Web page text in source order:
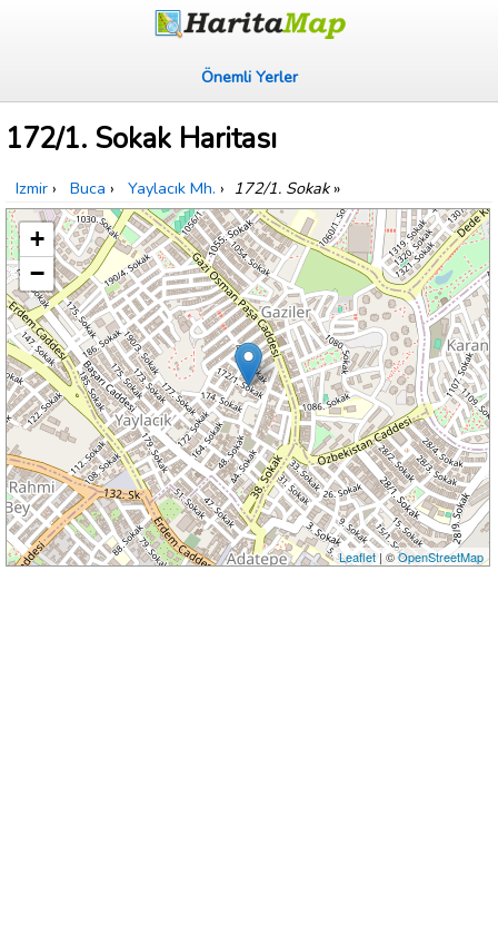
Önemli Yerler
172/1. Sokak Haritası
Izmir › Buca › Yaylacık Mh. › 172/1. Sokak»
+
−
Leaflet| ©OpenStreetMap